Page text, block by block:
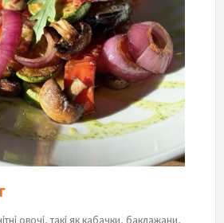
овочі, такі як кабачки, баклажани,